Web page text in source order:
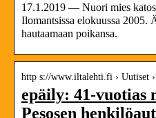
17.1.2019 — Nuori mies
Ilomantsissa elokuussa 2005.
hautaamaan poikansa.
http s://www.iltalehti.fi › Uutiset
epäily: 41-vuotias
Pesosen